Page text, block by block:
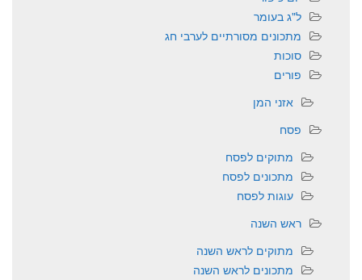
ל"ג בעומר
מתכונים מסורתיים לערבי חג
סוכות
פורים
אזני המן
פסח
מתוקים לפסח
מתכונים לפסח
עוגות לפסח
ראש השנה
מתוקים לראש השנה
מתכונים לראש השנה